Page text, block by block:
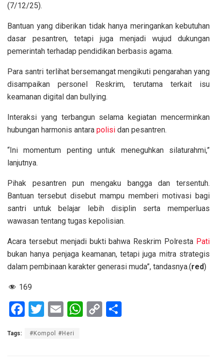
(7/12/25).
Bantuan yang diberikan tidak hanya meringankan kebutuhan
dasar pesantren, tetapi juga menjadi wujud dukungan
pemerintah terhadap pendidikan berbasis agama.
Para santri terlihat bersemangat mengikuti pengarahan yang
disampaikan personel Reskrim, terutama terkait isu
keamanan digital dan bullying.
Interaksi yang terbangun selama kegiatan mencerminkan
hubungan harmonis antara polisi dan pesantren.
“Ini momentum penting untuk meneguhkan silaturahmi,”
lanjutnya.
Pihak pesantren pun mengaku bangga dan tersentuh.
Bantuan tersebut disebut mampu memberi motivasi bagi
santri untuk belajar lebih disiplin serta memperluas
wawasan tentang tugas kepolisian.
Acara tersebut menjadi bukti bahwa Reskrim Polresta Pati
bukan hanya penjaga keamanan, tetapi juga mitra strategis
dalam pembinaan karakter generasi muda”, tandasnya.(red)
169
F
ce
T
tt
E
ail
W C
Tags: #Kompol #Heri